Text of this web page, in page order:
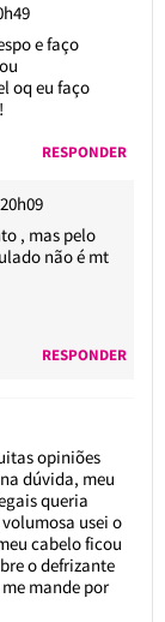
e faço
oq eu faço
RESPONDER
, mas pelo
não é mt
RESPONDER
opiniões
dúvida, meu
queria
usei o
cabelo ficou
o defrizante
mande por